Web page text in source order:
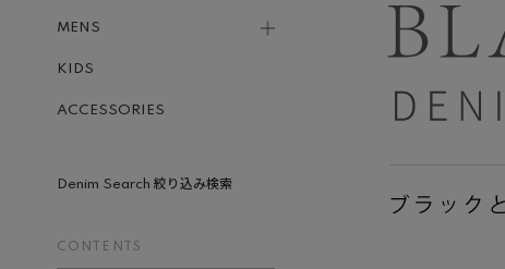
MENS
KIDS
ACCESSORIES
Denim Search 絞り込み検索
CONTENTS